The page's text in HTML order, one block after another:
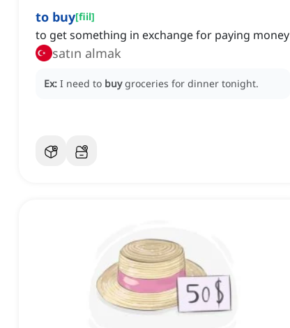
to buy[fiil]
to get something in exchange for paying money
satın almak
Ex: I need to buy groceries for dinner tonight.